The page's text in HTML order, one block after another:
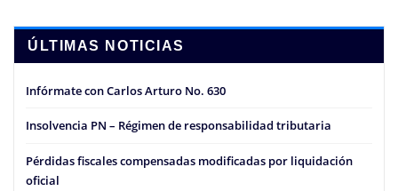
ÚLTIMAS NOTICIAS
Infórmate con Carlos Arturo No. 630
Insolvencia PN – Régimen de responsabilidad tributaria
Pérdidas fiscales compensadas modificadas por liquidación
oficial